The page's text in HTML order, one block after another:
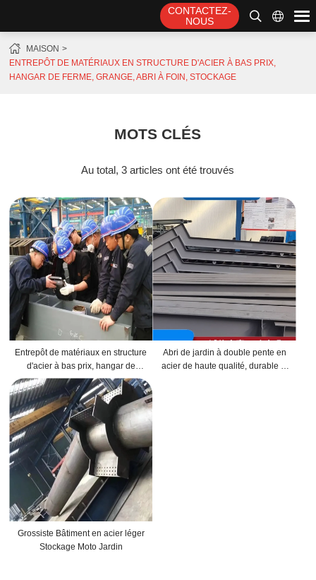
CONTACTEZ-
NOUS
MAISON
ENTREPÔT DE MATÉRIAUX EN STRUCTURE D'ACIER À BAS PRIX,
HANGAR DE FERME, GRANGE, ABRI À FOIN, STOCKAGE
MOTS CLÉS
Au total, 3 articles ont été trouvés
Entrepôt de matériaux en structure
d'acier à bas prix, hangar de
ferme, grange, abri à foin,
stockage
Abri de jardin à double pente en
acier de haute qualité, durable et
Grossiste Bâtiment en acier léger
Stockage Moto Jardin